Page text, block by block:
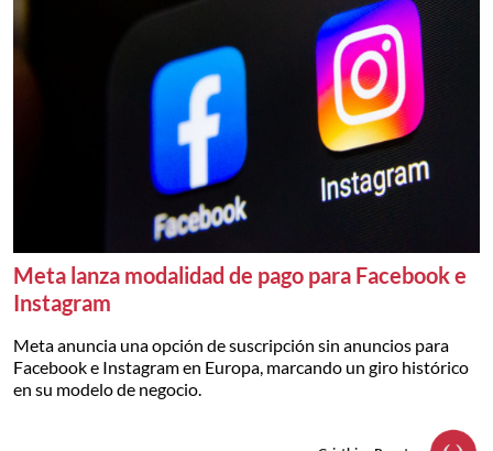
Meta lanza modalidad de pago para Facebook e
Instagram
Meta anuncia una opción de suscripción sin anuncios para
Facebook e Instagram en Europa, marcando un giro histórico
en su modelo de negocio.